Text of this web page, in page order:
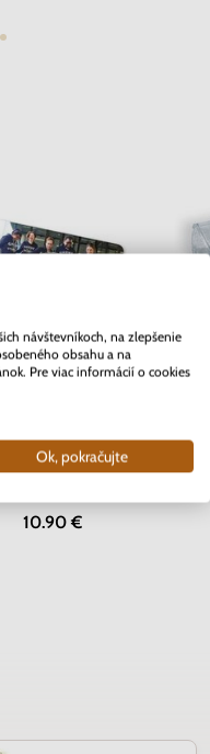
Belgicko 2017 -
v Gente - coincard
10.90 €
návštevníkoch, na zlepšenie
obsahu a na
Pre viac informácií o cookies
Ok, pokračujte